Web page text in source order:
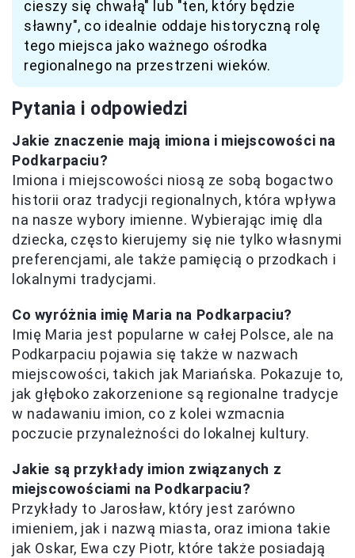
cieszy się chwałą" lub "ten, który będzie
sławny", co idealnie oddaje historyczną rolę
tego miejsca jako ważnego ośrodka
regionalnego na przestrzeni wieków.
Pytania i odpowiedzi
Jakie znaczenie mają imiona i miejscowości na
Podkarpaciu?
Imiona i miejscowości niosą ze sobą bogactwo
historii oraz tradycji regionalnych, która wpływa
na nasze wybory imienne. Wybierając imię dla
dziecka, często kierujemy się nie tylko własnymi
preferencjami, ale także pamięcią o przodkach i
lokalnymi tradycjami.
Co wyróżnia imię Maria na Podkarpaciu?
Imię Maria jest popularne w całej Polsce, ale na
Podkarpaciu pojawia się także w nazwach
miejscowości, takich jak Mariańska. Pokazuje to,
jak głęboko zakorzenione są regionalne tradycje
w nadawaniu imion, co z kolei wzmacnia
poczucie przynależności do lokalnej kultury.
Jakie są przykłady imion związanych z
miejscowościami na Podkarpaciu?
Przykłady to Jarosław, który jest zarówno
imieniem, jak i nazwą miasta, oraz imiona takie
jak Oskar, Ewa czy Piotr, które także posiadają